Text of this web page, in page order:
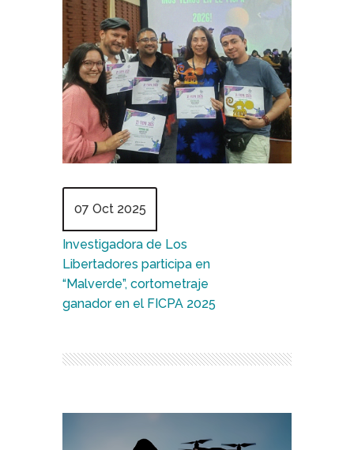
07 Oct 2025
Investigadora de Los
Libertadores participa en
“Malverde”, cortometraje
ganador en el FICPA 2025